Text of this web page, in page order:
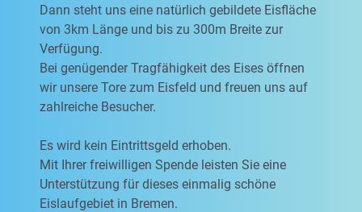
Dann steht uns eine natürlich gebildete Eisfläche
von 3km Länge und bis zu 300m Breite zur
Verfügung.
Bei genügender Tragfähigkeit des Eises öffnen
wir unsere Tore zum Eisfeld und freuen uns auf
zahlreiche Besucher.
Es wird kein Eintrittsgeld erhoben.
Mit Ihrer freiwilligen Spende leisten Sie eine
Unterstützung für dieses einmalig schöne
Eislaufgebiet in Bremen.